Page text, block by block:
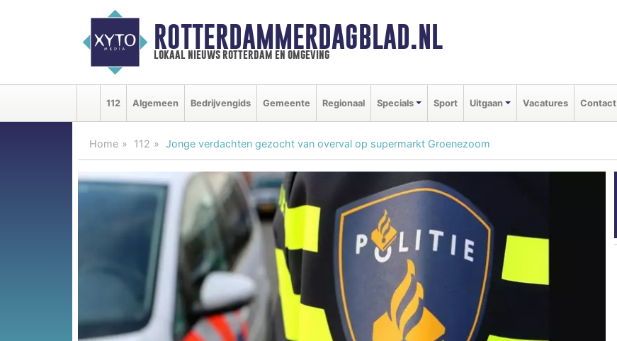
ROTTERDAMMERDAGBLAD.NL
lokaal nieuws rotterdam en omgeving
112 Algemeen Bedrijvengids Gemeente Regionaal Specials Sport Uitgaan Vacatures Contact
Home 112 Jonge verdachten gezocht van overval op supermarkt Groenezoom